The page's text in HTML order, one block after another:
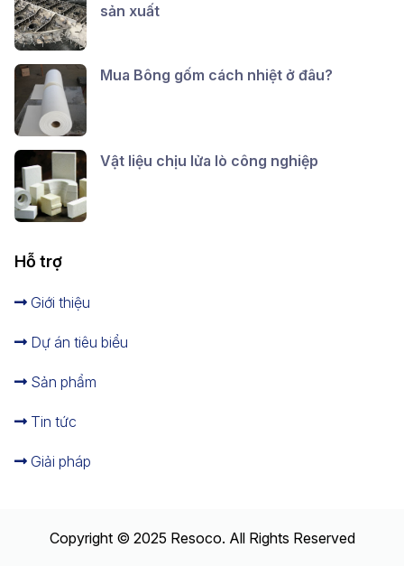
sản xuất
Mua Bông gốm cách nhiệt ở đâu?
Vật liệu chịu lửa lò công nghiệp
Hỗ trợ
Giới thiệu
Dự án tiêu biểu
Sản phẩm
Tin tức
Giải pháp
Copyright © 2025 Resoco. All Rights Reserved